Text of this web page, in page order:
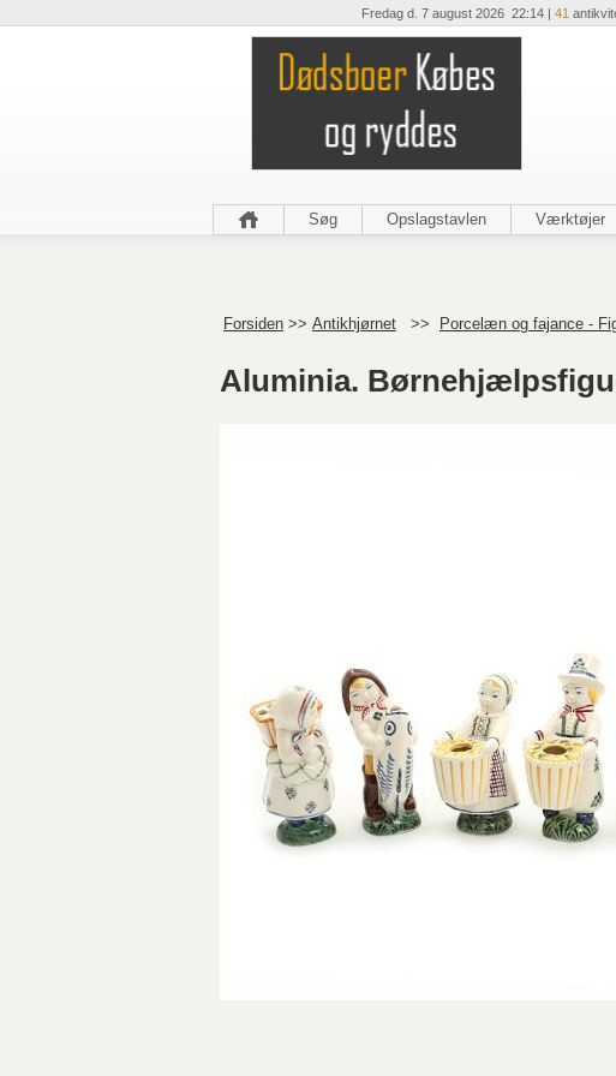
Fredag d. 7 august 2026 22:14 | 41
Søg Opslagstavlen Værktøjer
Forsiden >> Antikhjørnet >> Porcelæn og fajance -
Aluminia.